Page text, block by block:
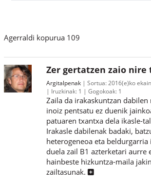
Agerraldi kopurua 109
Zer gertatzen zaio nire
Argitalpenak Sortua: 2016(e)ko
Iruzkinak: 1 Gogokoak: 1
Zaila da irakaskuntzan
inoiz pentsatu ez duenik
patuaren txantxa dela ikasle-
Irakasle dabilenak badaki,
heterogeneoa eta beldurgarria
duela zail B1 azterketari aurre
hainbeste hizkuntza-maila
zailtasunak.